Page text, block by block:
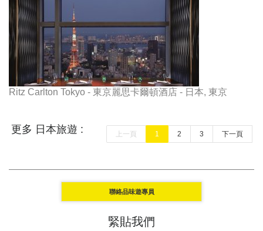
Ritz Carlton Tokyo - 東京麗思卡爾頓酒店 - 日本, 東京
更多 日本旅遊 : 上一頁 1 2 3 下一頁
聯絡品味遊專員
緊貼我們